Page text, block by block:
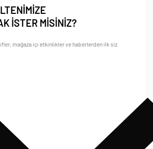
İSTER MİSİNİZ?
mağaza içi etkinlikler ve haberlerden ilk siz